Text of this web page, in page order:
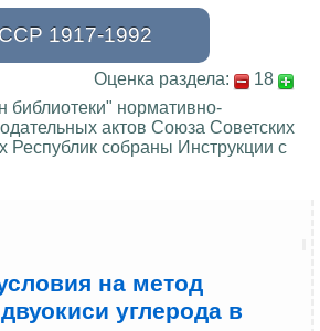
1917-1992
Оценка раздела:
18
библиотеки" нормативно-
актов Союза Советских
Республик собраны Инструкции с
на метод
углерода в